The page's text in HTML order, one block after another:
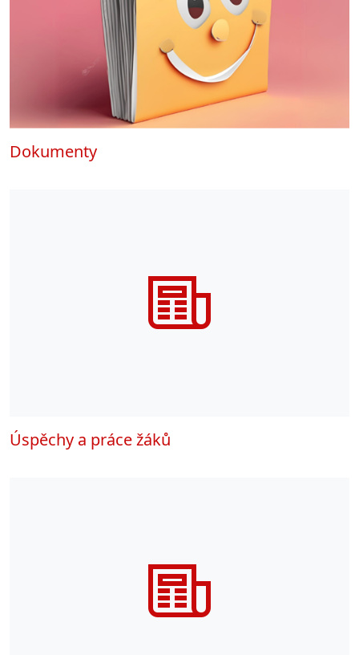
Dokumenty
Úspěchy a práce žáků